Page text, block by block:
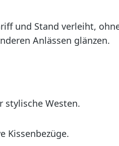
und Stand verleiht,
Anlässen glänzen.
stylische Westen.
Kissenbezüge.